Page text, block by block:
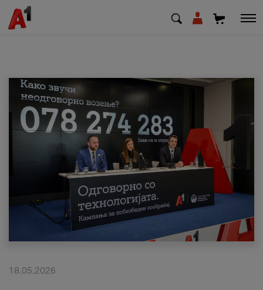
МК EN SQ
Деловни
Поддршка
Надополни кредит
18.05.2026